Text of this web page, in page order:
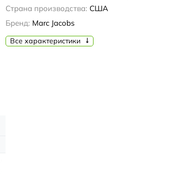
Страна производства: США
Бренд: Marc Jacobs
Все характеристики